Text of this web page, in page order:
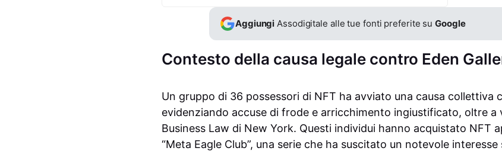
Aggiungi Assodigitale alle tue fonti preferite suGoogle
Contesto della causa legale contro Eden
Un gruppo di 36 possessori di NFT ha avviato una causa collettiva
evidenziando accuse di frode e arricchimento ingiustificato, oltre a
Business Law di New York. Questi individui hanno acquistato NFT
“Meta Eagle Club”, una serie che ha suscitato un notevole